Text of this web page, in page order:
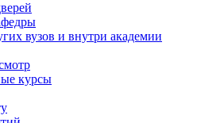
вузов и внутри академии
курсы